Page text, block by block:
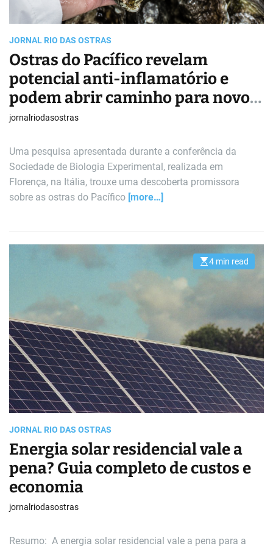
m
e
JORNAL RIO DAS OSTRAS
Ostras do Pacífico revelam
potencial anti-inflamatório e
podem abrir caminho para novos
tratamentos
jornalriodasostras
Uma pesquisa apresentada durante a conferência da
Sociedade de Biologia Experimental, realizada em
Florença, na Itália, trouxe uma descoberta promissora
sobre as ostras do Pacífico [more…]
E
d
r
e
a
d
t
i
m
e
4 min read
JORNAL RIO DAS OSTRAS
Energia solar residencial vale a
pena? Guia completo de custos e
economia
jornalriodasostras
Resumo: A energia solar residencial vale a pena para a